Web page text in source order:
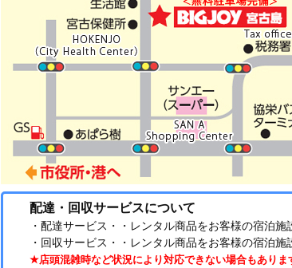
配達・回収サービスについて
・配達サービス・・レンタル商品をお客様の宿泊施
・回収サービス・・レンタル商品をお客様の宿泊施
★店頭混雑時など状況により対応できない場合もありま